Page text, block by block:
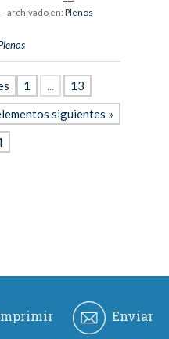
— archivado en: Plenos
siguientes »
1 ...
13
Enviar